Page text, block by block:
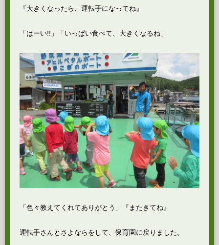
『大きくなったら、運転手になってね』
「はーい!!」「いっぱい食べて、大きくなるね」
「色々教えてくれてありがとう」『またきてね』
運転手さんとさよならをして、保育園に戻りました。